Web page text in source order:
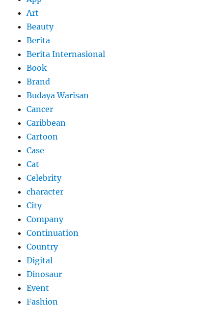
Art
Beauty
Berita
Berita Internasional
Book
Brand
Budaya Warisan
Cancer
Caribbean
Cartoon
Case
Cat
Celebrity
character
City
Company
Continuation
Country
Digital
Dinosaur
Event
Fashion